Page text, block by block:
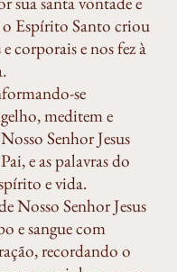
Espírito Santo criou
corporais e nos fez à
se
meditem e
Senhor Jesus
e as palavras do
e vida.
Nosso Senhor Jesus
e sangue com
recordando o